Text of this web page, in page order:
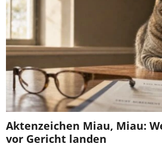
Aktenzeichen Miau, Miau:
vor Gericht landen